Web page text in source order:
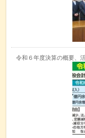
令和６年度決算の概要、